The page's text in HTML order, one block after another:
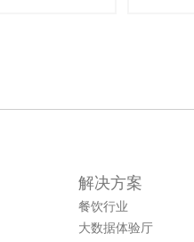
解决方案
餐饮行业
大数据体验厅